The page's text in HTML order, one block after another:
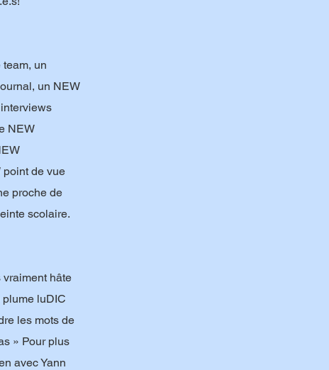
un
un NEW
NEW
point de vue
proche de
scolaire.
hâte
luDIC
les mots de
» Pour plus
avec Yann